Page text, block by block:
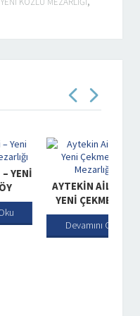
AYTEKIN AILESI –
YENI ÇEKMEKÖY
MEZARLIĞI
Devamını Oku